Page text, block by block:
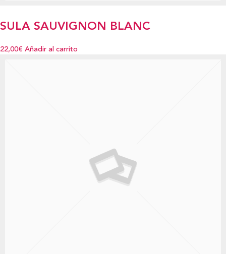
SULA SAUVIGNON BLANC
22,00€ Añadir al carrito